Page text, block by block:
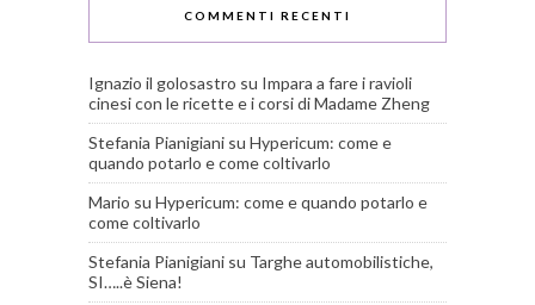
COMMENTI RECENTI
Ignazio il golosastro su Impara a fare i ravioli
cinesi con le ricette e i corsi di Madame Zheng
Stefania Pianigiani su Hypericum: come e
quando potarlo e come coltivarlo
Mario su Hypericum: come e quando potarlo e
come coltivarlo
Stefania Pianigiani su Targhe automobilistiche,
SI…..è Siena!